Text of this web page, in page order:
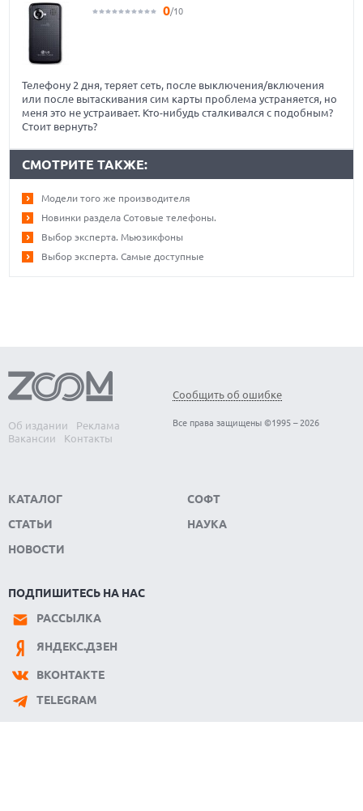
0/10
Телефону 2 дня, теряет сеть, после выключения/включения
или после вытаскивания сим карты проблема устраняется, но
меня это не устраивает. Кто-нибудь сталкивался с подобным?
Стоит вернуть?
СМОТРИТЕ ТАКЖЕ:
Модели того же производителя
Новинки раздела Сотовые телефоны.
Выбор эксперта. Мьюзикфоны
Выбор эксперта. Самые доступные
Об издании
Реклама
Вакансии
Контакты
Сообщить об ошибке
Все права защищены ©1995 – 2026
КАТАЛОГ
СТАТЬИ
НОВОСТИ
СОФТ
НАУКА
ПОДПИШИТЕСЬ НА НАС
РАССЫЛКА
ЯНДЕКС.ДЗЕН
ВКОНТАКТЕ
TELEGRAM